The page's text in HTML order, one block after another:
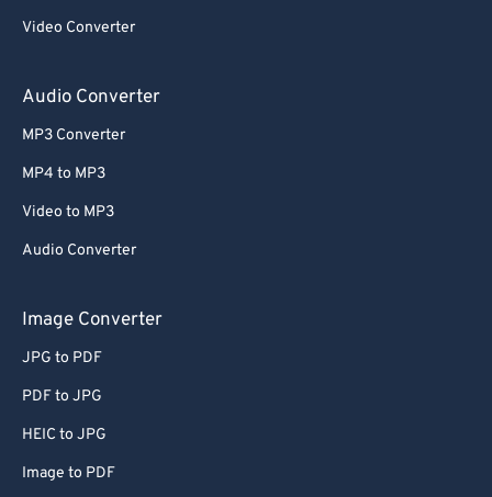
Video Converter
Audio Converter
MP3 Converter
MP4 to MP3
Video to MP3
Audio Converter
Image Converter
JPG to PDF
PDF to JPG
HEIC to JPG
Image to PDF